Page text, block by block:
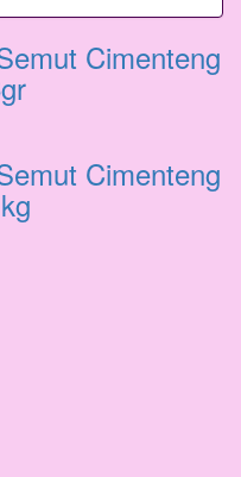
Cimenteng
Cimenteng